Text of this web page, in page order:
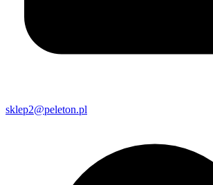
sklep2@peleton.pl